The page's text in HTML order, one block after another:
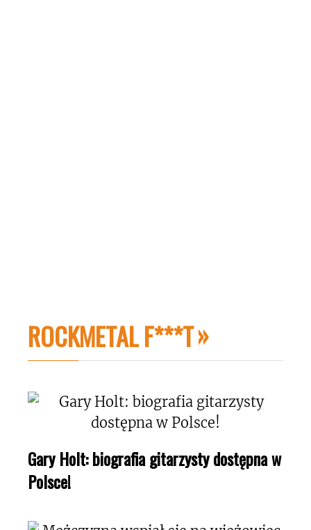
ROCKMETAL F***T
Gary Holt: biografia gitarzysty dostępna w
Polsce!